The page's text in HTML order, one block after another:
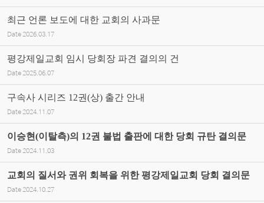
최근 언론 보도에 대한 교회의 사과문
Date 2026.03.17
평강제일교회 임시 당회장 파견 결의의 건
Date 2025.06.07
구속사 시리즈 12권(상) 출간 안내
Date 2024.11.07
이승현(이탈측)의 12권 불법 출판에 대한 당회 규탄 결의문
Date 2024.11.03
교회의 질서와 권위 회복을 위한 평강제일교회 당회 결의문
Date 2024.10.27